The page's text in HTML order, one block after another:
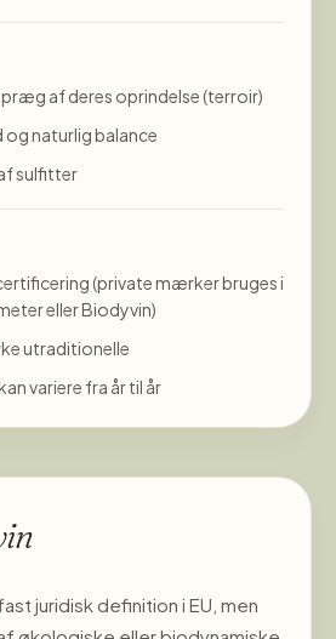
af deres oprindelse (terroir)
naturlig balance
sulfitter
(private mærker bruges i
eller Biodyvin)
utraditionelle
variere fra år til år
juridisk definition i EU, men